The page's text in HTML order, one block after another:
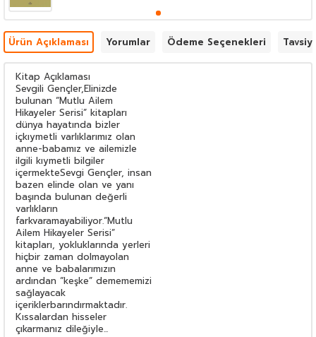
Ürün Açıklaması Yorumlar Ödeme Seçenekleri
Kitap Açıklaması
Sevgili Gençler,Elinizde
bulunan “Mutlu Ailem
Hikayeler Serisi” kitapları
dünya hayatında bizler
içkıymetli varlıklarımız olan
anne-babamız ve ailemizle
ilgili kıymetli bilgiler
içermekteSevgi Gençler, insan
bazen elinde olan ve yanı
başında bulunan değerli
varlıkların
farkvaramayabiliyor.“Mutlu
Ailem Hikayeler Serisi”
kitapları, yokluklarında yerleri
hiçbir zaman dolmayolan
anne ve babalarımızın
ardından “keşke” demememizi
sağlayacak
içeriklerbarındırmaktadır.
Kıssalardan hisseler
çıkarmanız dileğiyle...